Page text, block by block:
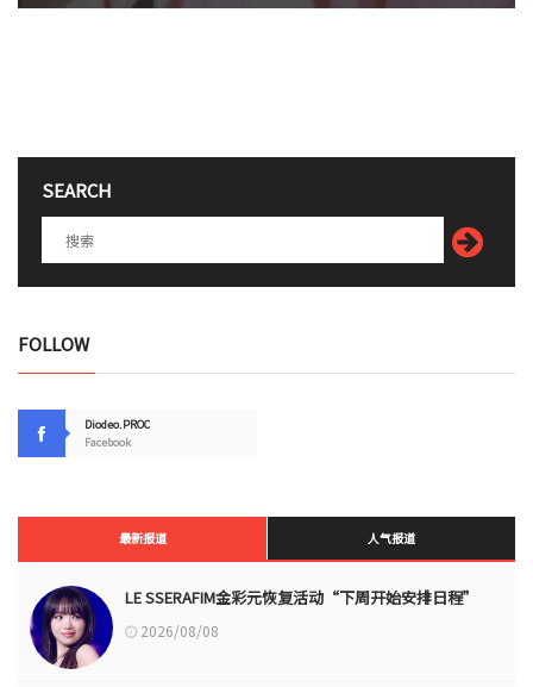
SEARCH
FOLLOW
Diodeo.PROC
Facebook
最新报道 人气报道
LE SSERAFIM金彩元恢复活动“下周开始安排日程”
2026/08/08